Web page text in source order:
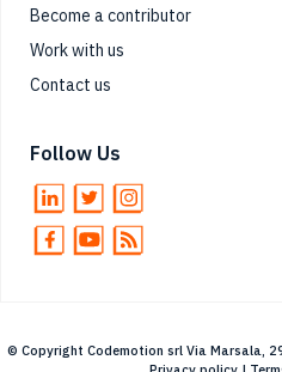
Become a contributor
Work with us
Contact us
Follow Us
© Copyright Codemotion srl Via Marsala,